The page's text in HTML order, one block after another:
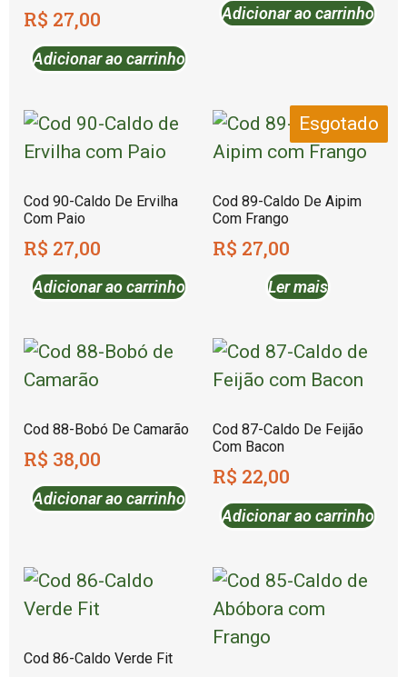
R$ 27,00
Adicionar ao carrinho
Adicionar ao carrinho
Cod 90-Caldo De Ervilha
Com Paio
R$ 27,00
Adicionar ao carrinho
Esgotado
Cod 89-Caldo De Aipim
Com Frango
R$ 27,00
Ler mais
Cod 88-Bobó De Camarão
R$ 38,00
Adicionar ao carrinho
Cod 87-Caldo De Feijão
Com Bacon
R$ 22,00
Adicionar ao carrinho
Cod 86-Caldo Verde Fit